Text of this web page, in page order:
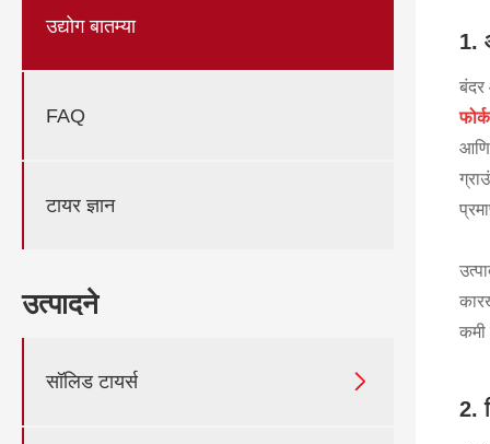
उद्योग बातम्या
FAQ
टायर ज्ञान
उत्पादने
सॉलिड टायर्स 
1.
आणि
कमी
2.